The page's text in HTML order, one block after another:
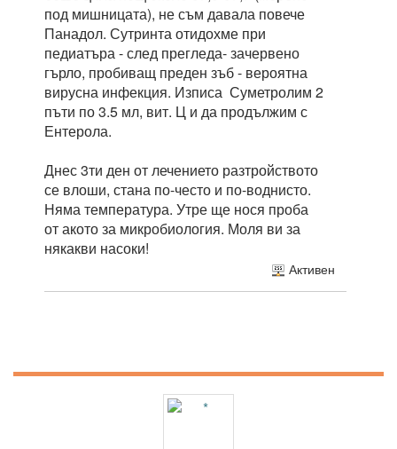
под мишницата), не съм давала повече
Панадол. Сутринта отидохме при
педиатъра - след прегледа- зачервено
гърло, пробиващ преден зъб - вероятна
вирусна инфекция. Изписа Суметролим 2
пъти по 3.5 мл, вит. Ц и да продължим с
Ентерола.
Днес 3ти ден от лечението разтройството
се влоши, стана по-често и по-воднисто.
Няма температура. Утре ще нося проба
от акото за микробиология. Моля ви за
някакви насоки!
Активен